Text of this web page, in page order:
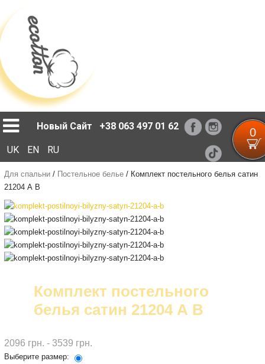
Новый Сайт +38 063 497 01 62 0
UK EN RU
Для спальни/ Постельное белье/ Комплект постельного белья сатин
21204 А В
Комплект постельного
белья сатин 21204 А В
2096 грн. - 3539 грн.
Выберите размер: